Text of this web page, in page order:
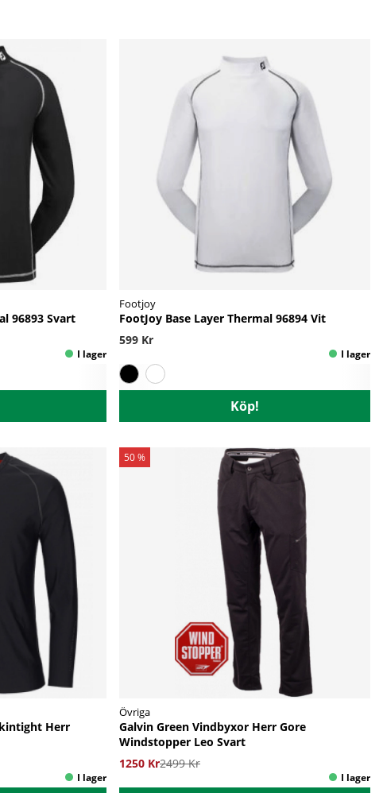
96893 Svart
Footjoy
FootJoy Base Layer Thermal 96894 Vit
599 Kr
Köp!
Herr
50 %
Övriga
Galvin Green Vindbyxor Herr Gore
Windstopper Leo Svart
1250 Kr2499 Kr